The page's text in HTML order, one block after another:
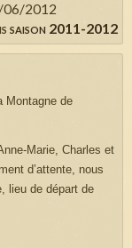
06/2012
saison 2011-2012
Montagne de
Marie, Charles et
d’attente, nous
lieu de départ de